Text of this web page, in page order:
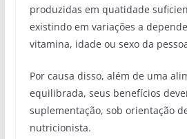
produzidas em quatidade
existindo em variações a
vitamina, idade ou sexo da
Por causa disso, além de uma
equilibrada, seus benefícios
suplementação, sob orientação
nutricionista.